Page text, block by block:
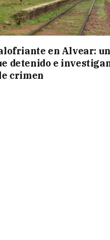
en Alvear: un
detenido e
crimen